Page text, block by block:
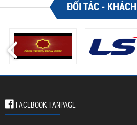
ĐỐI TÁC -
FACEBOOK FANPAGE